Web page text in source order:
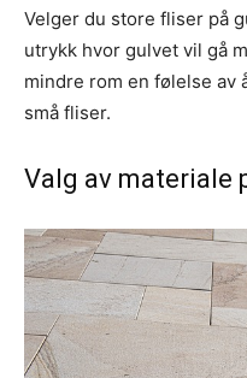
Velger du store fliser på
utrykk hvor gulvet vil gå
mindre rom en følelse
små fliser.
Valg av materiale